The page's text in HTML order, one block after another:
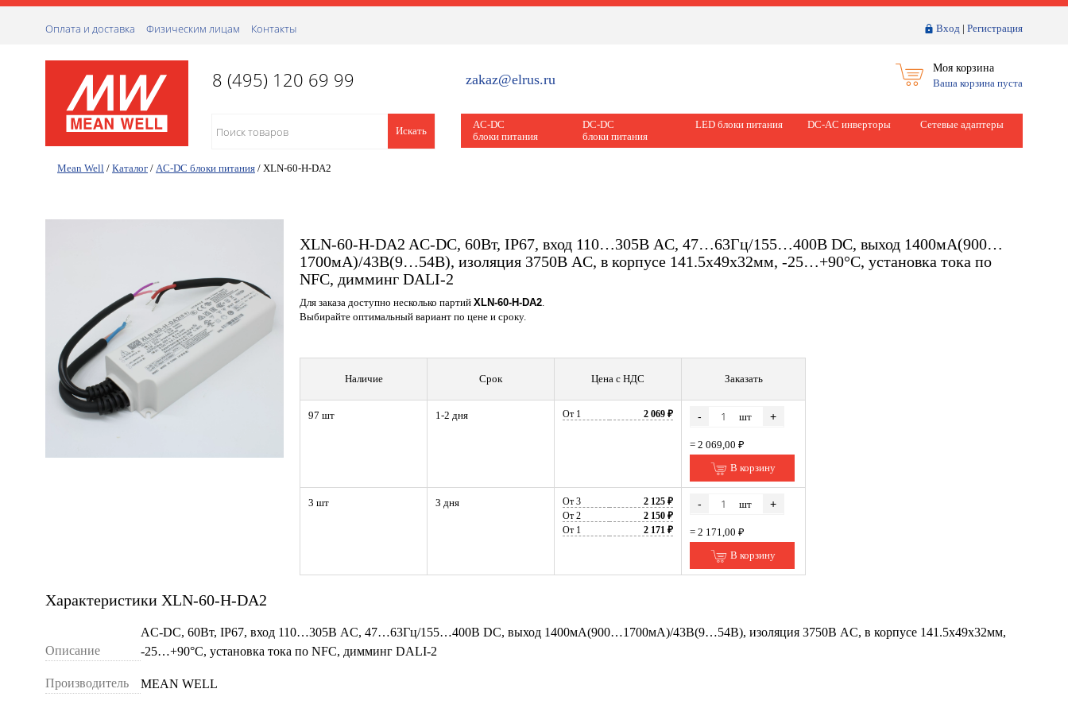
Вход | Регистрация
Оплата и доставка Физическим лицам Контакты
8 (495) 120 69 99 zakaz@elrus.ru
Моя корзина
Ваша корзина пуста
Искать
AC-DC
блоки питания
DC-DC
блоки питания
LED блоки питания DC-AC инверторы Сетевые адаптеры
Mean Well / Каталог / AC-DC блоки питания / XLN-60-H-DA2
XLN-60-H-DA2 AC-DC, 60Вт, IP67, вход 110…305В AC, 47…63Гц/155…400В DC, выход 1400мА(900…
1700мА)/43В(9…54В), изоляция 3750В AC, в корпусе 141.5х49х32мм, -25…+90°С, установка тока по
NFC, димминг DALI-2
Для заказа доступно несколько партий XLN-60-H-DA2
Выбирайте оптимальный вариант по цене и сроку.
Наличие Срок Цена с НДС Заказать
97 шт 1-2 дня От 1 2 069 ₽ - шт +
= 2 069,00 ₽
В корзину
3 шт 3 дня От 3
2 125 ₽
От 2
2 150 ₽
От 1
2 171 ₽
- шт +
= 2 171,00 ₽
В корзину
Характеристики XLN-60-H-DA2
Описание
AC-DC, 60Вт, IP67, вход 110…305В AC, 47…63Гц/155…400В DC, выход 1400мА(900…1700мА)/43В(9…54В), изоляция 3750В AC, в корпусе 141.5х49х32мм,
-25…+90°С, установка тока по NFC, димминг DALI-2
Производитель MEAN WELL